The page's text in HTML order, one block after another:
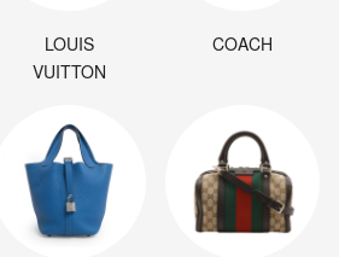
LOUIS
VUITTON
COACH